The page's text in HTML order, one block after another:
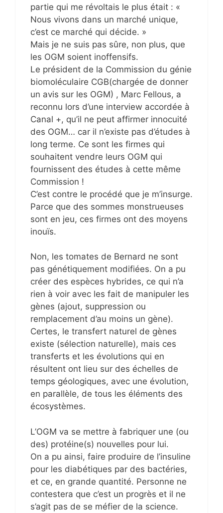
partie qui me révoltais le plus était : «
Nous vivons dans un marché unique,
c’est ce marché qui décide. »
Mais je ne suis pas sûre, non plus, que
les OGM soient inoffensifs.
Le président de la Commission du génie
biomoléculaire CGB(chargée de donner
un avis sur les OGM) , Marc Fellous, a
reconnu lors d’une interview accordée à
Canal +, qu’il ne peut affirmer innocuité
des OGM… car il n’existe pas d’études à
long terme. Ce sont les firmes qui
souhaitent vendre leurs OGM qui
fournissent des études à cette même
Commission !
C’est contre le procédé que je m’insurge.
Parce que des sommes monstrueuses
sont en jeu, ces firmes ont des moyens
inouïs.
Non, les tomates de Bernard ne sont
pas génétiquement modifiées. On a pu
créer des espèces hybrides, ce qui n’a
rien à voir avec les fait de manipuler les
gènes (ajout, suppression ou
remplacement d’au moins un gène).
Certes, le transfert naturel de gènes
existe (sélection naturelle), mais ces
transferts et les évolutions qui en
résultent ont lieu sur des échelles de
temps géologiques, avec une évolution,
en parallèle, de tous les éléments des
écosystèmes.
L’OGM va se mettre à fabriquer une (ou
des) protéine(s) nouvelles pour lui.
On a pu ainsi, faire produire de l’insuline
pour les diabétiques par des bactéries,
et ce, en grande quantité. Personne ne
contestera que c’est un progrès et il ne
s’agit pas de se méfier de la science.